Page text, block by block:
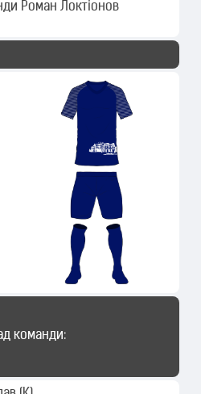
Роман Локтіонов
команди: